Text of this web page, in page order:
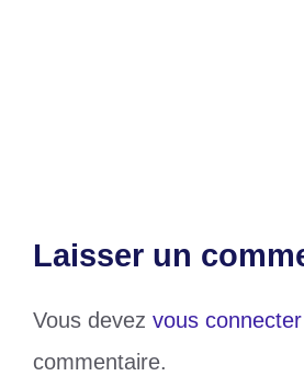
Laisser un
Vous devez vous connecter
commentaire.